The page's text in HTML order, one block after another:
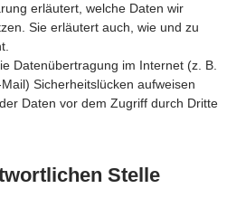
erläutert, welche Daten wir
Sie erläutert auch, wie und zu
Datenübertragung im Internet (z. B.
Sicherheitslücken aufweisen
Daten vor dem Zugriff durch Dritte
Stelle